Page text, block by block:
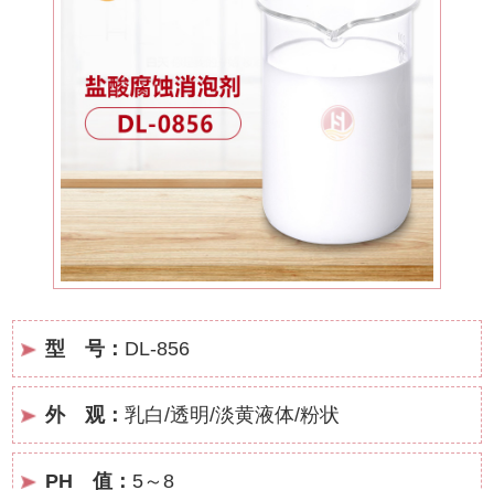
型 号： DL-856
外 观： 乳白/透明/淡黄液体/粉状
PH 值： 5～8